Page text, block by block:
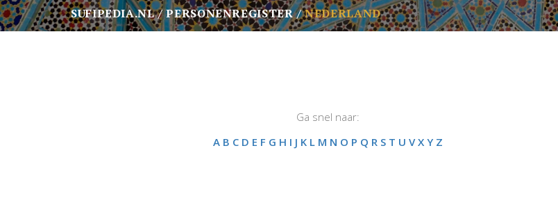
SUFIPEDIA.NL PERSONENREGISTER NEDERLAND
Ga snel naar:
A B C D E F G H I J K L M N O P Q R S T U V X Y Z